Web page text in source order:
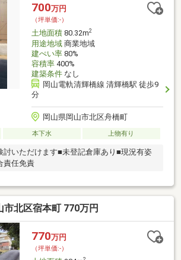
700万円
（坪単価:-）
土地面積80.32m2
用途地域商業地域
建ぺい率80%
容積率400%
建築条件なし
岡山電軌清輝橋線 清輝橋駅 徒歩9
分
岡山県岡山市北区舟橋町
本下水 上物有り
討いただけます■未登記倉庫あり■現況有姿
責任免責
市北区宿本町 770万円
770万円
（坪単価:-）